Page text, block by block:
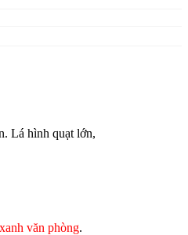
Lá hình quạt lớn,
văn phòng.